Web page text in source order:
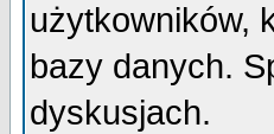
użytkowników,
bazy danych.
dyskusjach.